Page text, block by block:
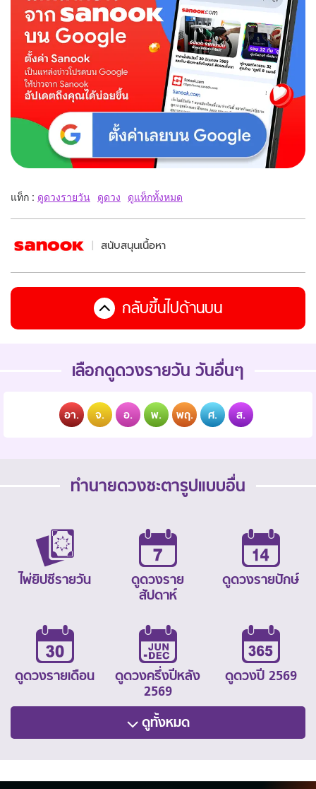
แท็ก : ดูดวงรายวัน ดูดวง ดูแท็กทั้งหมด
สนับสนุนเนื้อหา
กลับขึ้นไปด้านบน
เลือกดูดวงรายวัน วันอื่นๆ
อา. จ. อ. พ. พฤ. ศ. ส.
ทำนายดวงชะตารูปแบบอื่น
ไพ่ยิปซีรายวัน
ดูดวงราย
สัปดาห์
ดูดวงรายปักษ์
ดูดวงรายเดือน
ดูดวงครึ่งปีหลัง
2569
ดูดวงปี 2569
ดูทั้งหมด